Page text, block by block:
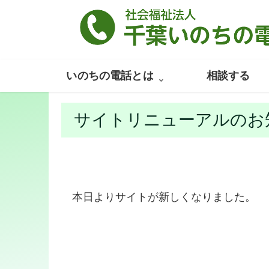
いのちの電話とは 相談する
サイトリニューアルのお
本日よりサイトが新しくなりました。